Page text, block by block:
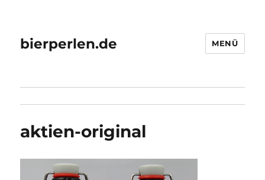
bierperlen.de MENÜ
aktien-original